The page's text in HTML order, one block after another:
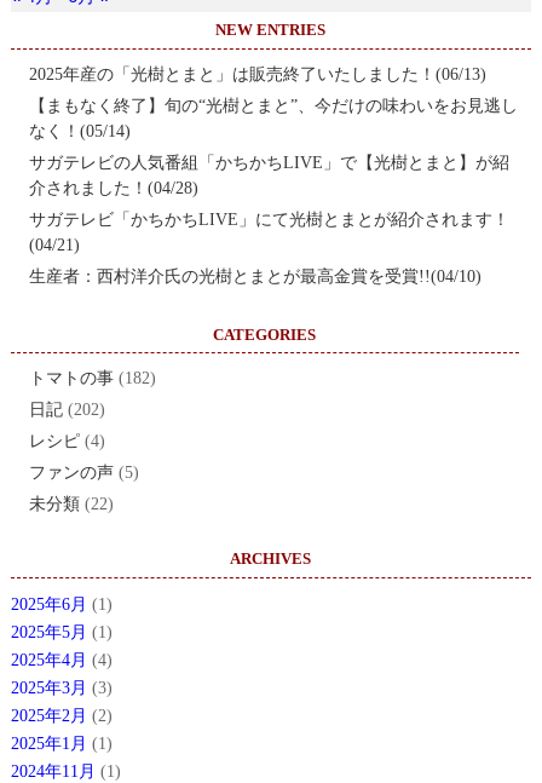
NEW ENTRIES
2025年産の「光樹とまと」は販売終了いたしました！(06/13)
【まもなく終了】旬の“光樹とまと”、今だけの味わいをお見逃し
なく！(05/14)
サガテレビの人気番組「かちかちLIVE」で【光樹とまと】が紹
介されました！(04/28)
サガテレビ「かちかちLIVE」にて光樹とまとが紹介されます！
(04/21)
生産者：西村洋介氏の光樹とまとが最高金賞を受賞!!(04/10)
CATEGORIES
トマトの事(182)
日記(202)
レシピ(4)
ファンの声(5)
未分類 (22)
ARCHIVES
2025年6月 (1)
2025年5月 (1)
2025年4月 (4)
2025年3月 (3)
2025年2月 (2)
2025年1月 (1)
2024年11月 (1)